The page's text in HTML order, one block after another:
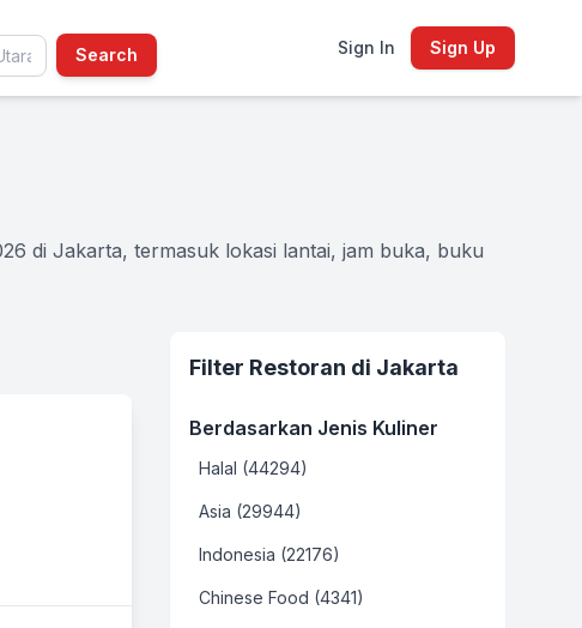
Search Sign In Sign Up
di Jakarta, termasuk lokasi lantai, jam buka, buku
Filter Restoran di Jakarta
Berdasarkan Jenis Kuliner
Halal (44294)
Asia (29944)
Indonesia (22176)
Chinese Food (4341)